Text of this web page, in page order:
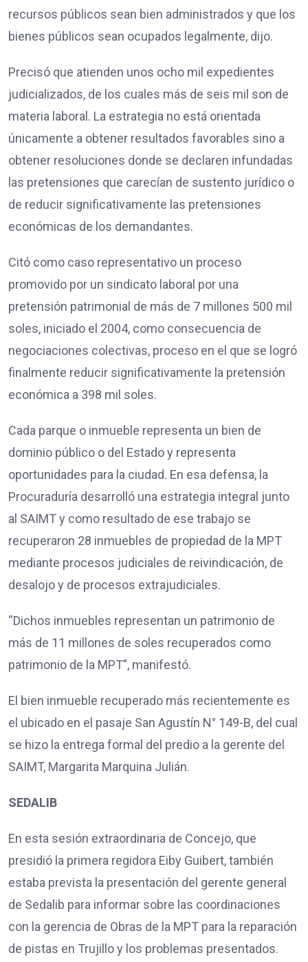
recursos públicos sean bien administrados y que los
bienes públicos sean ocupados legalmente, dijo.
Precisó que atienden unos ocho mil expedientes
judicializados, de los cuales más de seis mil son de
materia laboral. La estrategia no está orientada
únicamente a obtener resultados favorables sino a
obtener resoluciones donde se declaren infundadas
las pretensiones que carecían de sustento jurídico o
de reducir significativamente las pretensiones
económicas de los demandantes.
Citó como caso representativo un proceso
promovido por un sindicato laboral por una
pretensión patrimonial de más de 7 millones 500 mil
soles, iniciado el 2004, como consecuencia de
negociaciones colectivas, proceso en el que se logró
finalmente reducir significativamente la pretensión
económica a 398 mil soles.
Cada parque o inmueble representa un bien de
dominio público o del Estado y representa
oportunidades para la ciudad. En esa defensa, la
Procuraduría desarrolló una estrategia integral junto
al SAIMT y como resultado de ese trabajo se
recuperaron 28 inmuebles de propiedad de la MPT
mediante procesos judiciales de reivindicación, de
desalojo y de procesos extrajudiciales.
“Dichos inmuebles representan un patrimonio de
más de 11 millones de soles recuperados como
patrimonio de la MPT”, manifestó.
El bien inmueble recuperado más recientemente es
el ubicado en el pasaje San Agustín N° 149-B, del cual
se hizo la entrega formal del predio a la gerente del
SAIMT, Margarita Marquina Julián.
SEDALIB
En esta sesión extraordinaria de Concejo, que
presidió la primera regidora Eiby Guibert, también
estaba prevista la presentación del gerente general
de Sedalib para informar sobre las coordinaciones
con la gerencia de Obras de la MPT para la reparación
de pistas en Trujillo y los problemas presentados.